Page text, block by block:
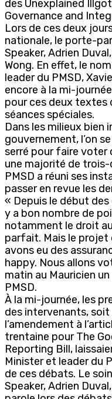
des Unexplained
Governance and
Lors de ces deux
nationale, le porte-
Speaker, Adrien
Wong. En effet, le
leader du PMSD,
encore à la mi-
pour ces deux textes
séances spéciales.
Dans les milieux bien
gouvernement, l’on
serré pour faire voter
une majorité de
PMSD a réuni ses
passer en revue les
« Depuis le début
y a bon nombre de
notamment le droit
parfait. Mais le projet
avons eu des
happy. Nous allons
matin au Mauricien
PMSD.
À la mi-journée, les
des intervenants,
l’amendement à
trentaine pour The
Reporting Bill,
Minister et leader du
de ces débats. Le
Speaker, Adrien